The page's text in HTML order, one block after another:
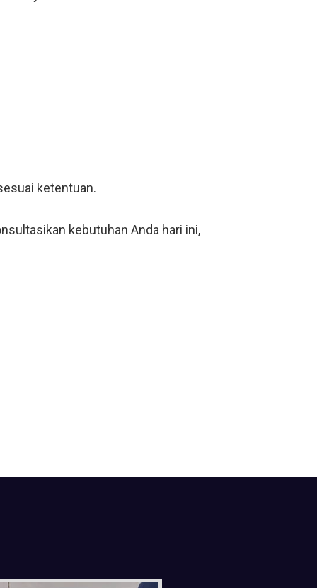
ketentuan.
kebutuhan Anda hari ini,